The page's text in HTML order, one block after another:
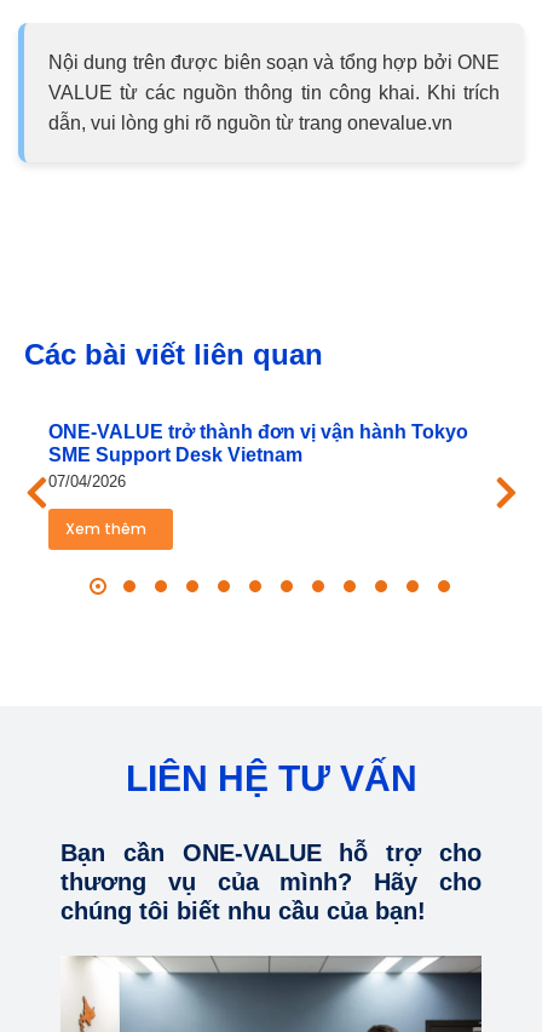
Nội dung trên được biên soạn và tổng hợp bởi ONE
VALUE từ các nguồn thông tin công khai. Khi trích
dẫn, vui lòng ghi rõ nguồn từ trang onevalue.vn
Các bài viết liên quan
ONE‑VALUE trở thành đơn vị vận hành Tokyo
SME Support Desk Vietnam
07/04/2026
Xem thêm
LIÊN HỆ TƯ VẤN
Bạn cần ONE-VALUE hỗ trợ cho
thương vụ của mình? Hãy cho
chúng tôi biết nhu cầu của bạn!